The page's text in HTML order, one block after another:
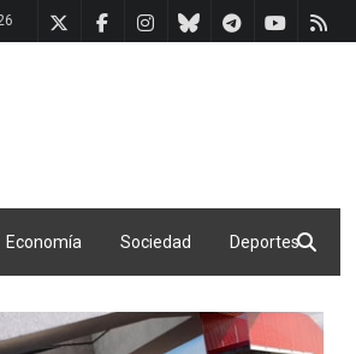
Economía Sociedad Deportes